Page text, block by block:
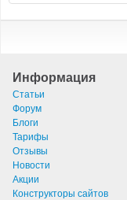
Информация
Статьи
Форум
Блоги
Тарифы
Отзывы
Новости
Акции
Конструкторы сайтов